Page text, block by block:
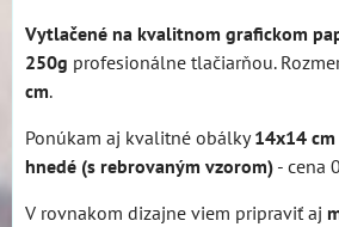
Vytlačené na kvalitnom grafickom
250g profesionálne tlačiarňou.
cm.
Ponúkam aj kvalitné obálky14x14
hnedé (s rebrovaným vzorom) - cena
V rovnakom dizajne viem pripraviť aj